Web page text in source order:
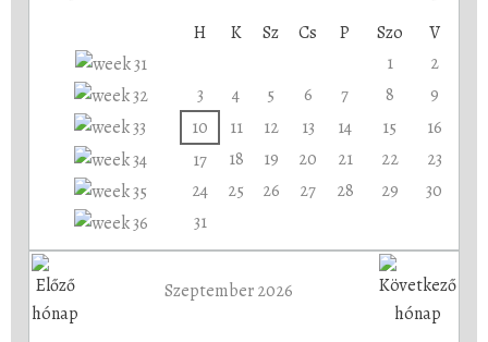
H K Sz Cs P Szo
V
1
2
3
4 5 6 7 8
9
10
11 12 13 14 15
16
17
18 19 20 21 22
23
24
25 26 27 28 29
30
31
Szeptember 2026